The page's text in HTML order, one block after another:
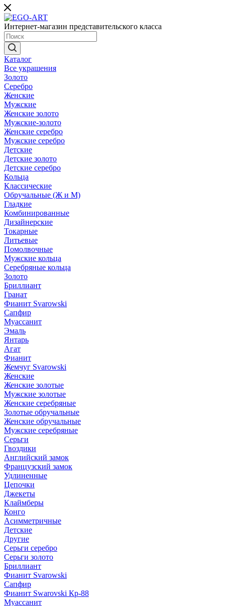
Интернет-магазин представительского класса
Каталог
Все украшения
Золото
Серебро
Женские
Мужские
Женские золото
Мужские-золото
Женские серебро
Мужские серебро
Детские
Детские золото
Детские серебро
Кольца
Классические
Обручальные (Ж и М)
Гладкие
Комбинированные
Дизайнерские
Токарные
Литьевые
Помолвочные
Мужские кольца
Серебряные кольца
Золото
Бриллиант
Гранат
Фианит Svarowski
Сапфир
Муассанит
Эмаль
Янтарь
Агат
Фианит
Жемчуг Svarowski
Женские
Женские золотые
Мужские золотые
Женские серебряные
Золотые обручальные
Женские обручальные
Мужские серебряные
Серьги
Гвоздики
Английский замок
Французский замок
Удлиненные
Цепочки
Джекеты
Клаймберы
Конго
Асимметричные
Детские
Другие
Серьги серебро
Серьги золото
Бриллиант
Фианит Svarowski
Сапфир
Фианит Swarovski Кр-88
Муассанит